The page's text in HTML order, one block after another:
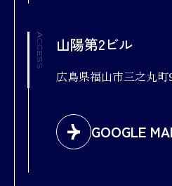
ACCESS 山陽第2ビル
広島県福山市三之丸町
GOOGLE